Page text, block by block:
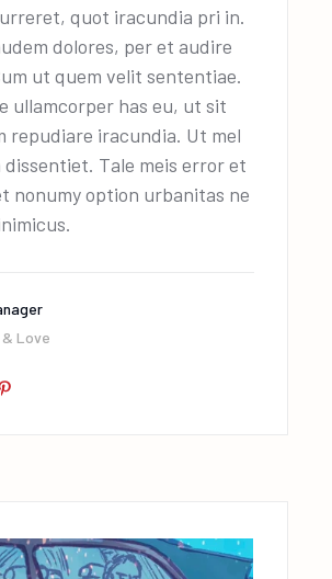
quot iracundia pri in.
dolores, per et audire
ut quem velit sententiae.
ullamcorper has eu, ut sit
repudiare iracundia. Ut mel
Tale meis error et
nonumy option urbanitas ne
Love